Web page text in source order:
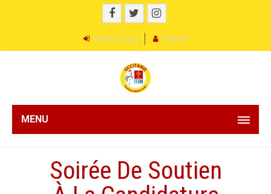
Member Login Register
MENU
Soirée De Soutien